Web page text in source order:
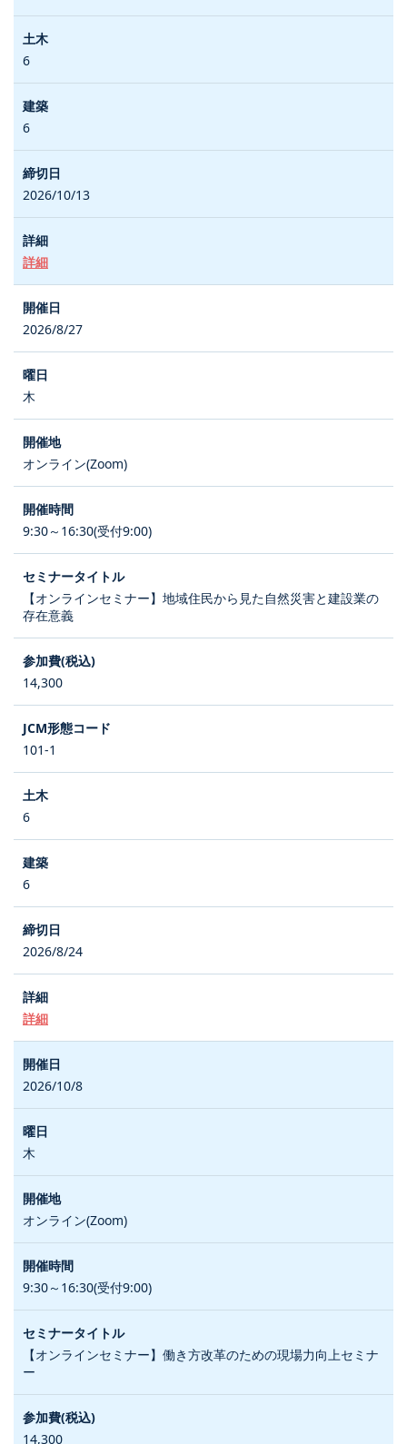
6
6
2026/10/13
詳細
2026/8/27
木
オンライン(Zoom)
9:30～16:30(受付9:00)
【オンラインセミナー】地域住民から見た自然災害と建設業の
存在意義
14,300
101-1
6
6
2026/8/24
詳細
2026/10/8
木
オンライン(Zoom)
9:30～16:30(受付9:00)
【オンラインセミナー】働き方改革のための現場力向上セミナ
ー
14,300